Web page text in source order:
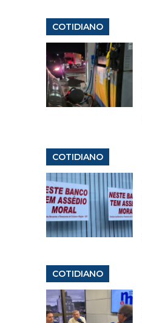
COTIDIANO
COTIDIANO
COTIDIANO